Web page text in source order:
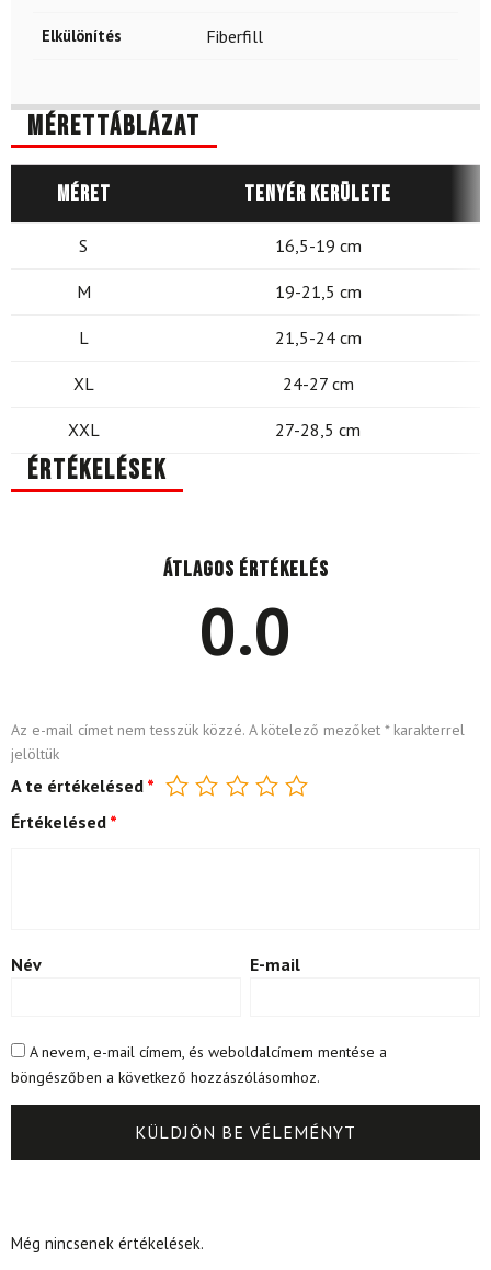
Elkülönítés Fiberfill
Mérettáblázat
Méret Tenyér kerülete
S 16,5-19 cm
M 19-21,5 cm
L 21,5-24 cm
XL 24-27 cm
XXL 27-28,5 cm
Értékelések
Átlagos értékelés
0.0
Az e-mail címet nem tesszük közzé. A kötelező mezőket *karakterrel
jelöltük
A te értékelésed *
Értékelésed *
Név E-mail
A nevem, e-mail címem, és weboldalcímem mentése a
böngészőben a következő hozzászólásomhoz.
Még nincsenek értékelések.